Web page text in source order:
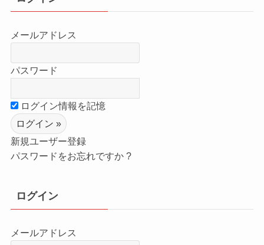
メールアドレス
パスワード
ログイン情報を記憶
新規ユーザー登録
パスワードをお忘れですか ?
ログイン
メールアドレス